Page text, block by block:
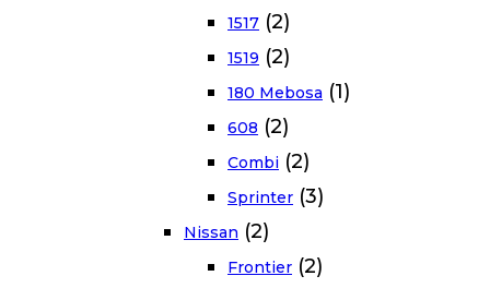
1517 (2)
1519 (2)
180 Mebosa (1)
608 (2)
Combi (2)
Sprinter (3)
Nissan (2)
Frontier (2)